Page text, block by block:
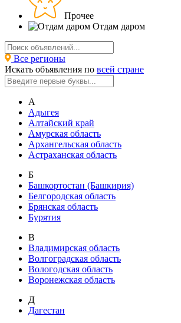
Прочее
Отдам даром
Все регионы
Искать объявления по всей стране
А
Адыгея
Алтайский край
Амурская область
Архангельская область
Астраханская область
Б
Башкортостан (Башкирия)
Белгородская область
Брянская область
Бурятия
В
Владимирская область
Волгоградская область
Вологодская область
Воронежская область
Д
Дагестан